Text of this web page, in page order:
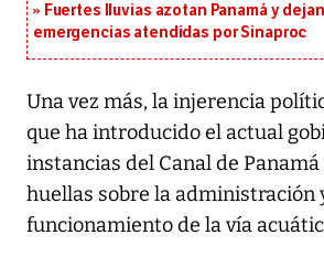
Fuertes lluvias azotan Panamá y
emergencias atendidas por Sinaproc
Una vez más, la injerencia
que ha introducido el actual
instancias del Canal de Panamá
huellas sobre la administración
funcionamiento de la vía